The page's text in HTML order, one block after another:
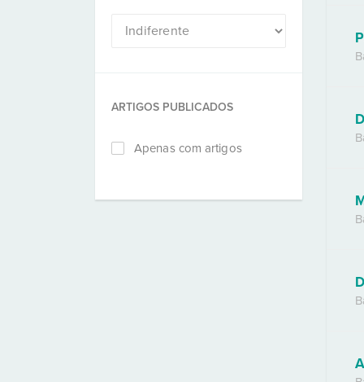
ARTIGOS PUBLICADOS
Apenas com artigos